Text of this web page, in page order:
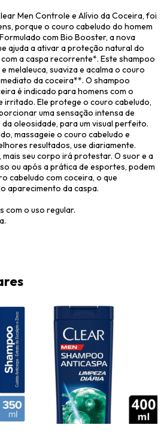
Men Controle e Alívio da Coceira, foi
porque o couro cabeludo do homem
com Bio Booster, a nova
ajuda a ativar a proteção natural do
a caspa recorrente*. Este shampoo
melaleuca, suaviza e acalma o couro
da coceira**. O shampoo
é indicado para homens com o
irritado. Ele protege o couro cabeludo,
uma sensação intensa de
oleosidade, para um visual perfeito.
massageie o couro cabeludo e
resultados, use diariamente.
seu corpo irá protestar. O suor e a
ou após a prática de esportes, podem
cabeludo com coceira, o que
aparecimento da caspa.
com o uso regular.